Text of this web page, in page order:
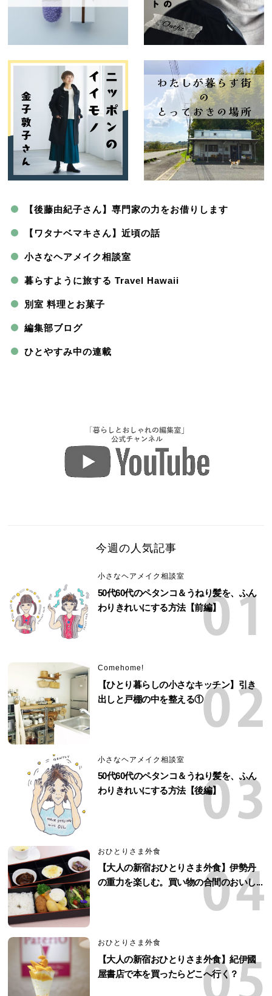
【後藤由紀子さん】専門家の力をお借りします
【ワタナベマキさん】近頃の話
小さなヘアメイク相談室
暮らすように旅する Travel Hawaii
別室 料理とお菓子
編集部ブログ
ひとやすみ中の連載
今週の人気記事
小さなヘアメイク相談室
50代60代のペタンコ＆うねり髪を、ふん
わりきれいにする方法【前編】
Comehome!
【ひとり暮らしの小さなキッチン】引き
出しと戸棚の中を整える①
小さなヘアメイク相談室
50代60代のペタンコ＆うねり髪を、ふん
わりきれいにする方法【後編】
おひとりさま外食
【大人の新宿おひとりさま外食】伊勢丹
の重力を楽しむ。買い物の合間のおいし...
おひとりさま外食
【大人の新宿おひとりさま外食】紀伊國
屋書店で本を買ったらどこへ行く？